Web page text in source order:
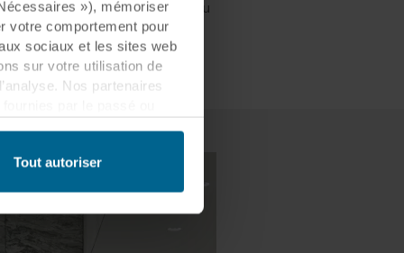
»), mémoriser
votre comportement pour
sociaux et les sites web
sur votre utilisation de
Nos partenaires
que ce transfert est
partenaires et la durée
fins nos sites web
Tout autoriser
et les autres ne dérangent ou
par tous.